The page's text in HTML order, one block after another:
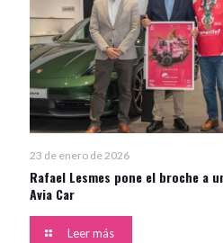
23 de enero de 2026
Rafael Lesmes pone el broche a
Avia Car
Leer más